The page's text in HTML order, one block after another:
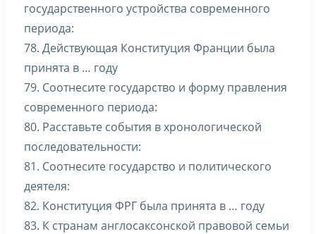
государственного устройства современного
периода:
78. Действующая Конституция Франции была
принята в … году
79. Соотнесите государство и форму правления
современного периода:
80. Расставьте события в хронологической
последовательности:
81. Соотнесите государство и политического
деятеля:
82. Конституция ФРГ была принята в … году
83. К странам англосаксонской правовой семьи